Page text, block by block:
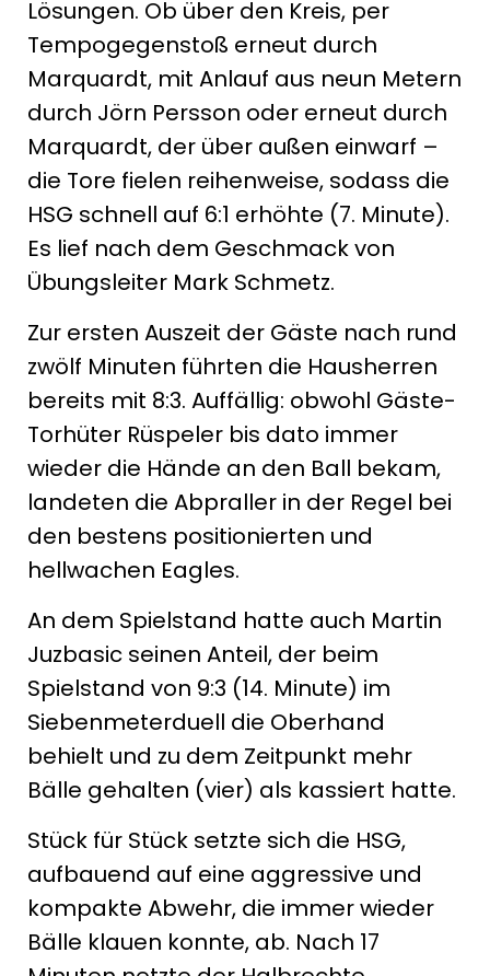
Lösungen. Ob über den Kreis, per
Tempogegenstoß erneut durch
Marquardt, mit Anlauf aus neun Metern
durch Jörn Persson oder erneut durch
Marquardt, der über außen einwarf –
die Tore fielen reihenweise, sodass die
HSG schnell auf 6:1 erhöhte (7. Minute).
Es lief nach dem Geschmack von
Übungsleiter Mark Schmetz.
Zur ersten Auszeit der Gäste nach rund
zwölf Minuten führten die Hausherren
bereits mit 8:3. Auffällig: obwohl Gäste-
Torhüter Rüspeler bis dato immer
wieder die Hände an den Ball bekam,
landeten die Abpraller in der Regel bei
den bestens positionierten und
hellwachen Eagles.
An dem Spielstand hatte auch Martin
Juzbasic seinen Anteil, der beim
Spielstand von 9:3 (14. Minute) im
Siebenmeterduell die Oberhand
behielt und zu dem Zeitpunkt mehr
Bälle gehalten (vier) als kassiert hatte.
Stück für Stück setzte sich die HSG,
aufbauend auf eine aggressive und
kompakte Abwehr, die immer wieder
Bälle klauen konnte, ab. Nach 17